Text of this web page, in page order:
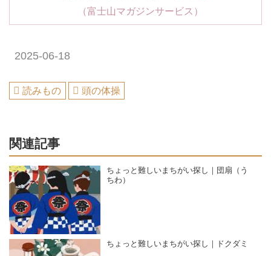
（富士山マガジンサービス）
2025-06-18
読みもの 頭の体操
関連記事
ちょっと難しいまちがい探し｜団扇（う
ちわ）
ちょっと難しいまちがい探し｜ドクダミ